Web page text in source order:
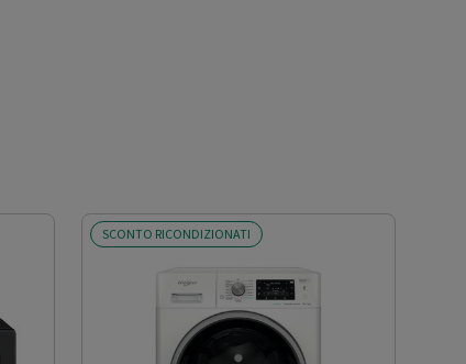
SCONTO RICONDIZIONATI